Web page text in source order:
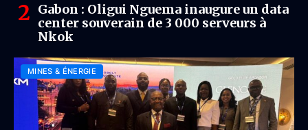
Gabon : Oligui Nguema inaugure un data
center souverain de 3 000 serveurs à
Nkok
MINES & ÉNERGIE